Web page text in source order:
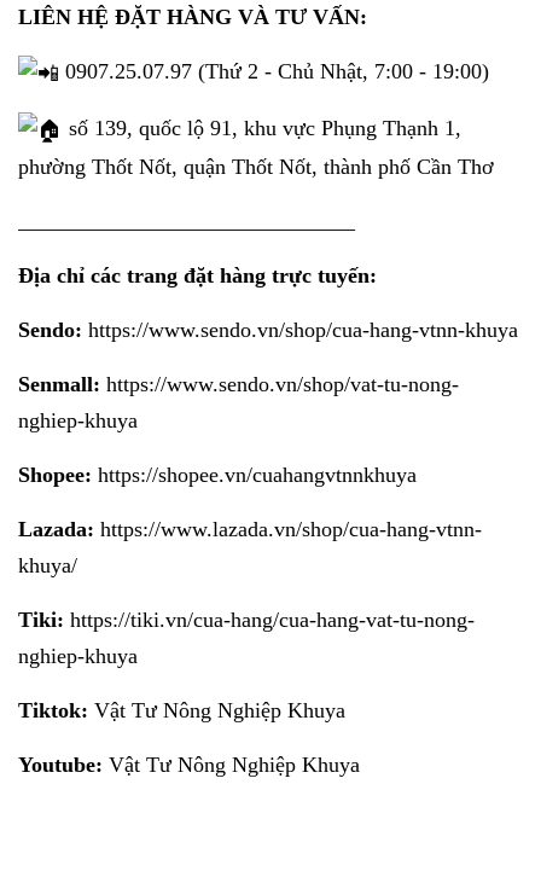
LIÊN HỆ ĐẶT HÀNG VÀ TƯ VẤN:
0907.25.07.97 (Thứ 2 - Chủ Nhật, 7:00 - 19:00)
số 139, quốc lộ 91, khu vực Phụng Thạnh 1,
phường Thốt Nốt, quận Thốt Nốt, thành phố Cần Thơ
Địa chỉ các trang đặt hàng trực tuyến:
Sendo: https://www.sendo.vn/shop/cua-hang-vtnn-khuya
Senmall: https://www.sendo.vn/shop/vat-tu-nong-
nghiep-khuya
Shopee: https://shopee.vn/cuahangvtnnkhuya
Lazada: https://www.lazada.vn/shop/cua-hang-vtnn-
khuya/
Tiki: https://tiki.vn/cua-hang/cua-hang-vat-tu-nong-
nghiep-khuya
Tiktok: Vật Tư Nông Nghiệp Khuya
Youtube: Vật Tư Nông Nghiệp Khuya